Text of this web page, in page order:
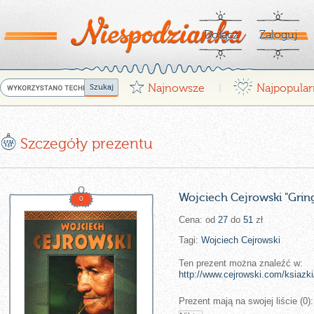
Dołącz Zaloguj
G Najnowsze ¤
E Szczegóły prezentu
0 Wojciech Cejrowski
Cena: od 27 do 51 zł
Tagi: Wojciech Cejrowski
Ten prezent można znaleźć w:
http://www.cejrowski.com/
Prezent mają na swojej liście (0):